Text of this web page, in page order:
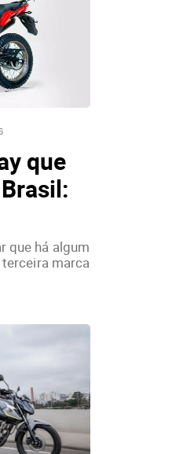
que
que há algum
marca